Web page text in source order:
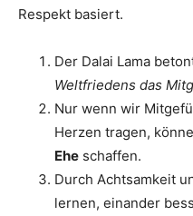
Respekt basiert.
Der Dalai Lama
Weltfriedens das
Nur wenn wir
Herzen tragen,
Ehe schaffen.
Durch Achtsamkeit
lernen, einander